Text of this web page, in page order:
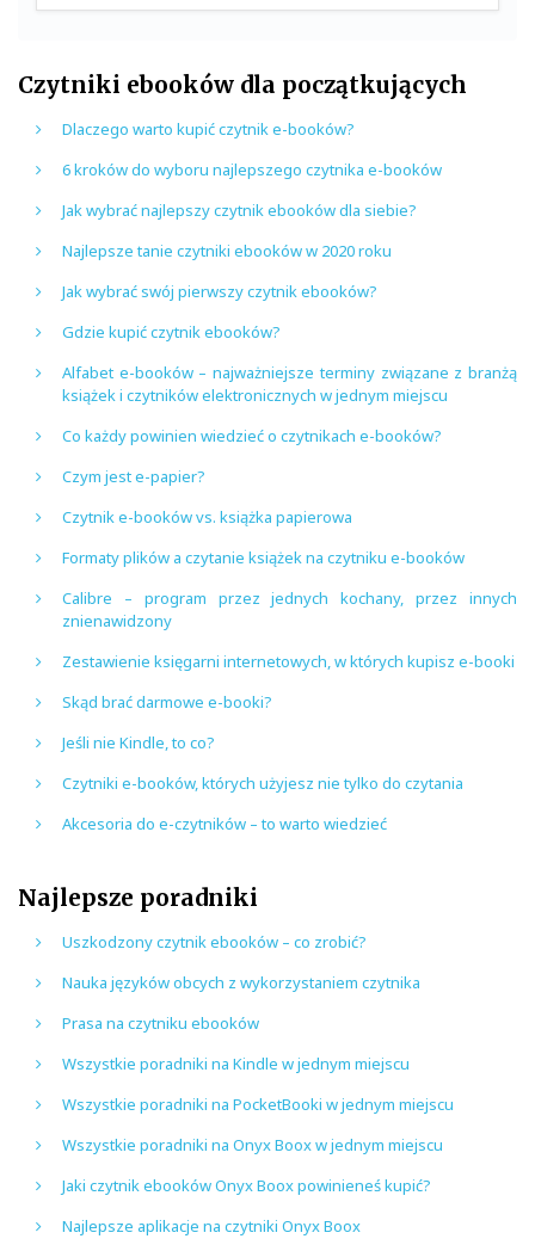
Czytniki ebooków dla początkujących
Dlaczego warto kupić czytnik e-booków?
6 kroków do wyboru najlepszego czytnika e-booków
Jak wybrać najlepszy czytnik ebooków dla siebie?
Najlepsze tanie czytniki ebooków w 2020 roku
Jak wybrać swój pierwszy czytnik ebooków?
Gdzie kupić czytnik ebooków?
Alfabet e-booków – najważniejsze terminy związane z branżą
książek i czytników elektronicznych w jednym miejscu
Co każdy powinien wiedzieć o czytnikach e-booków?
Czym jest e-papier?
Czytnik e-booków vs. książka papierowa
Formaty plików a czytanie książek na czytniku e-booków
Calibre – program przez jednych kochany, przez innych
znienawidzony
Zestawienie księgarni internetowych, w których kupisz e-booki
Skąd brać darmowe e-booki?
Jeśli nie Kindle, to co?
Czytniki e-booków, których użyjesz nie tylko do czytania
Akcesoria do e-czytników – to warto wiedzieć
Najlepsze poradniki
Uszkodzony czytnik ebooków – co zrobić?
Nauka języków obcych z wykorzystaniem czytnika
Prasa na czytniku ebooków
Wszystkie poradniki na Kindle w jednym miejscu
Wszystkie poradniki na PocketBooki w jednym miejscu
Wszystkie poradniki na Onyx Boox w jednym miejscu
Jaki czytnik ebooków Onyx Boox powinieneś kupić?
Najlepsze aplikacje na czytniki Onyx Boox